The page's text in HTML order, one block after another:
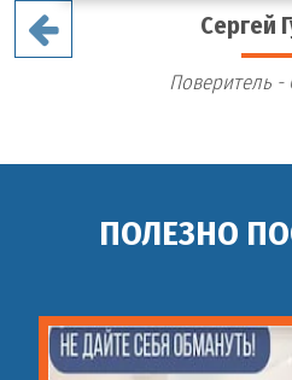
Сергей
Поверитель -
ПОЛЕЗНО